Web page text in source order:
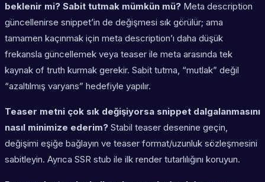
beklenir mi? Sabit tutmak mümkün mü? Meta description
güncellenirse snippet’in de değişmesi sık görülür; ama
tamamen kaçınmak için meta description’ı daha düşük
frekansla güncellemek veya teaser ile meta arasında tek
kaynak of truth kurmak gerekir. Sabit tutma, “mutlak” değil
“azaltılmış varyans” hedefiyle yapılır.
Teaser metni çok sık değişiyorsa snippet dalgalanmasını
nasıl minimize ederim? Stabil teaser desenine geçin,
değişimi eşiğe bağlayın ve teaser format/uzunluk sözleşmesini
sabitleyin. Ayrıca SSR stub ile ilk render tutarlılığını koruyun.